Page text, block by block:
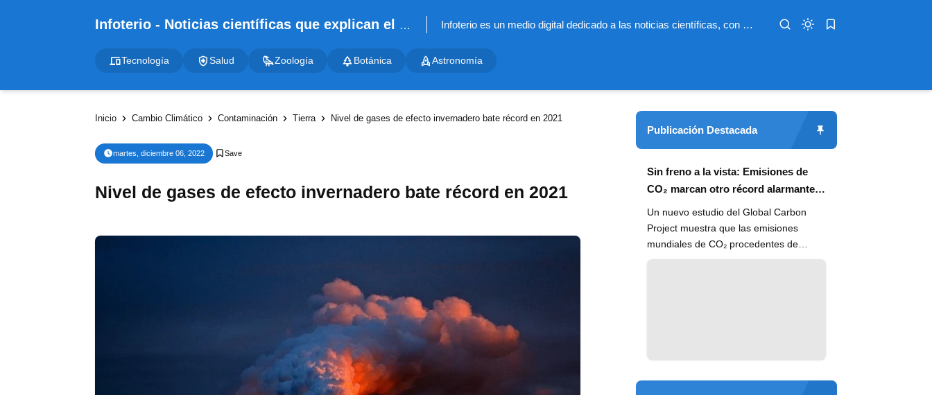
Infoterio - Noticias científicas que explican el mundo Infoterio es un medio digital dedicado a las noticias científicas, con artículos extensos y bien documentados sobre salud, medioambiente, tecnología, espacio, psicología, evolución y más. Nuestro objetivo es hacer accesible el conocimiento científico a lectores de habla hispana en todo el mundo, con información actualizada, fuentes confiables y explicaciones claras que conectan la ciencia con la vida cotidiana.
Tecnología Salud Zoología Botánica Astronomía
Inicio Cambio Climático Contaminación Tierra Nivel de gases de efecto invernadero bate récord en 2021
martes, diciembre 06, 2022
Nivel de gases de efecto invernadero bate récord en 2021
Publicación Destacada
Sin freno a la vista: Emisiones de
CO₂ marcan otro récord alarmante
en 2024
Un nuevo estudio del Global Carbon
Project muestra que las emisiones
mundiales de CO₂ procedentes de
combustibles fósiles han alcanzado un